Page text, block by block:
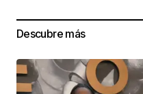
Descubre más